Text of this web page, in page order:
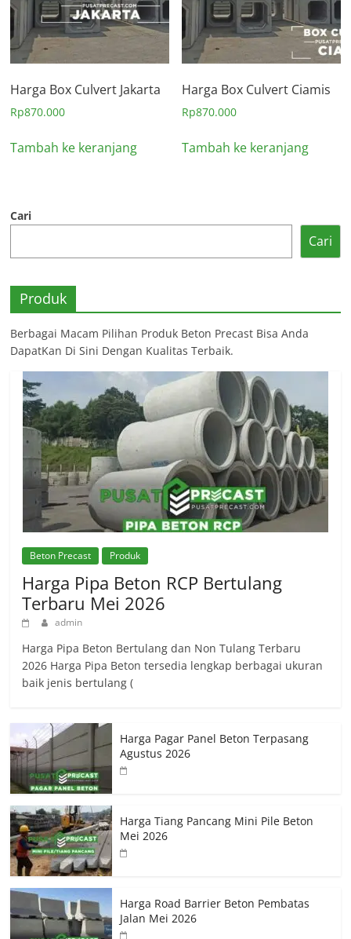
Harga Box Culvert Jakarta
Rp870.000
Tambah ke keranjang
Harga Box Culvert Ciamis
Rp870.000
Tambah ke keranjang
Cari
Cari
Produk
Berbagai Macam Pilihan Produk Beton Precast Bisa Anda
DapatKan Di Sini Dengan Kualitas Terbaik.
Beton Precast Produk
Harga Pipa Beton RCP Bertulang
Terbaru Mei 2026
admin
Harga Pipa Beton Bertulang dan Non Tulang Terbaru
2026 Harga Pipa Beton tersedia lengkap berbagai ukuran
baik jenis bertulang (
Harga Pagar Panel Beton Terpasang
Agustus 2026
Harga Tiang Pancang Mini Pile Beton
Mei 2026
Harga Road Barrier Beton Pembatas
Jalan Mei 2026